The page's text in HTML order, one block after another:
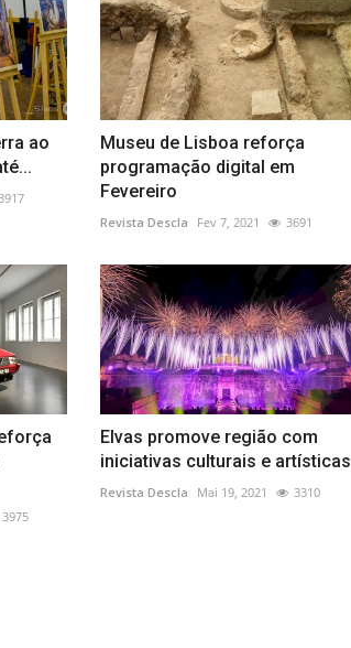
ao
3917
Museu de Lisboa reforça
programação digital em
Fevereiro
Revista Descla Fev 7, 2021 3691
3975
Elvas promove região com
iniciativas culturais e artísticas
Revista Descla Mai 19, 2021 3310